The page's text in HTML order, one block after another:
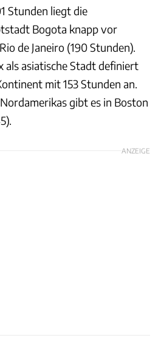
Stunden liegt die
Bogota knapp vor
de Janeiro (190 Stunden).
als asiatische Stadt definiert
mit 153 Stunden an.
gibt es in Boston
ANZEIGE